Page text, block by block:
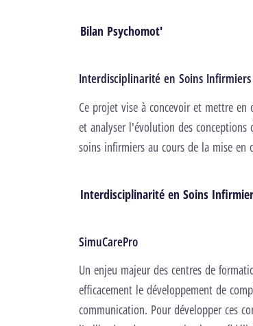
Bilan Psychomot'
Interdisciplinarité en Soins Infirmiers
Ce projet vise à concevoir et mettre
et analyser l'évolution des
soins infirmiers au cours de la mise
Interdisciplinarité en Soins
SimuCarePro
Un enjeu majeur des centres de
efficacement le développement de
communication. Pour développer ces